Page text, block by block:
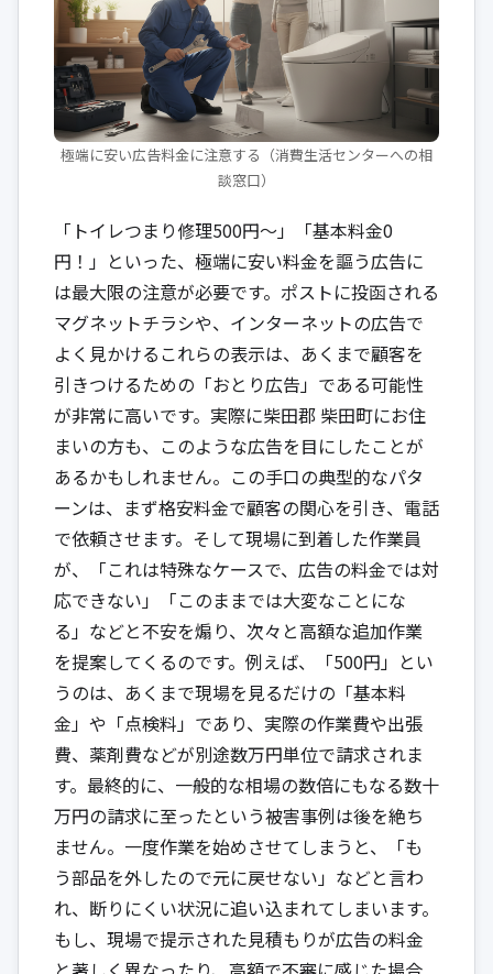
極端に安い広告料金に注意する（消費生活センターへの相
談窓口）
「トイレつまり修理500円～」「基本料金0
円！」といった、極端に安い料金を謳う広告に
は最大限の注意が必要です。ポストに投函される
マグネットチラシや、インターネットの広告で
よく見かけるこれらの表示は、あくまで顧客を
引きつけるための「おとり広告」である可能性
が非常に高いです。実際に柴田郡 柴田町にお住
まいの方も、このような広告を目にしたことが
あるかもしれません。この手口の典型的なパタ
ーンは、まず格安料金で顧客の関心を引き、電話
で依頼させます。そして現場に到着した作業員
が、「これは特殊なケースで、広告の料金では対
応できない」「このままでは大変なことにな
る」などと不安を煽り、次々と高額な追加作業
を提案してくるのです。例えば、「500円」とい
うのは、あくまで現場を見るだけの「基本料
金」や「点検料」であり、実際の作業費や出張
費、薬剤費などが別途数万円単位で請求されま
す。最終的に、一般的な相場の数倍にもなる数十
万円の請求に至ったという被害事例は後を絶ち
ません。一度作業を始めさせてしまうと、「も
う部品を外したので元に戻せない」などと言わ
れ、断りにくい状況に追い込まれてしまいます。
もし、現場で提示された見積もりが広告の料金